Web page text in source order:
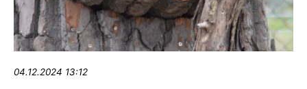
04.12.2024 13:12